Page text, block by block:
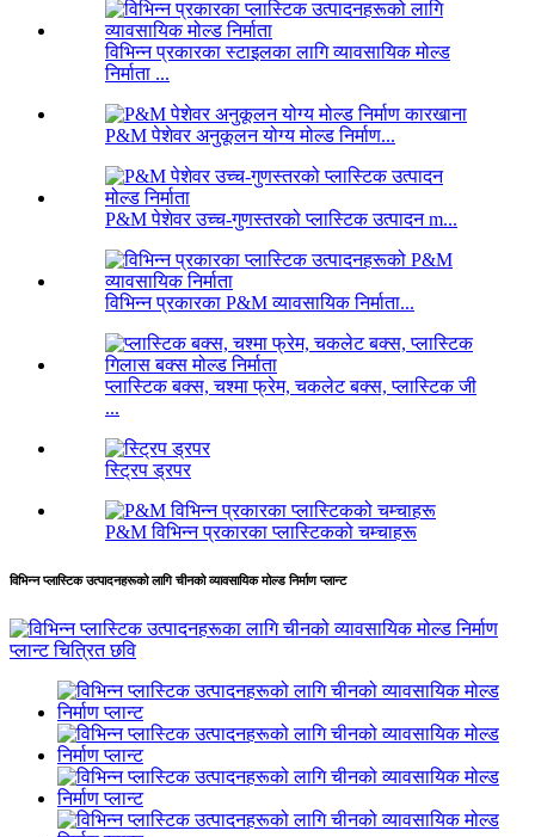
विभिन्न प्रकारका स्टाइलका लागि व्यावसायिक मोल्ड
निर्माता ...
P&M पेशेवर अनुकूलन योग्य मोल्ड निर्माण...
P&M पेशेवर उच्च-गुणस्तरको प्लास्टिक उत्पादन m...
विभिन्न प्रकारका P&M व्यावसायिक निर्माता...
प्लास्टिक बक्स, चश्मा फ्रेम, चकलेट बक्स, प्लास्टिक जी
...
स्ट्रिप ड्रपर
P&M विभिन्न प्रकारका प्लास्टिकको चम्चाहरू
विभिन्न प्लास्टिक उत्पादनहरूको लागि चीनको व्यावसायिक मोल्ड निर्माण प्लान्ट